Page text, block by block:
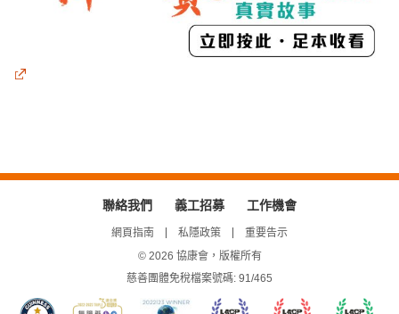
聯絡我們 義工招募 工作機會
網頁指南 私隱政策
重要告示
© 2026 協康會，版權所有
慈善團體免稅檔案號碼: 91/465